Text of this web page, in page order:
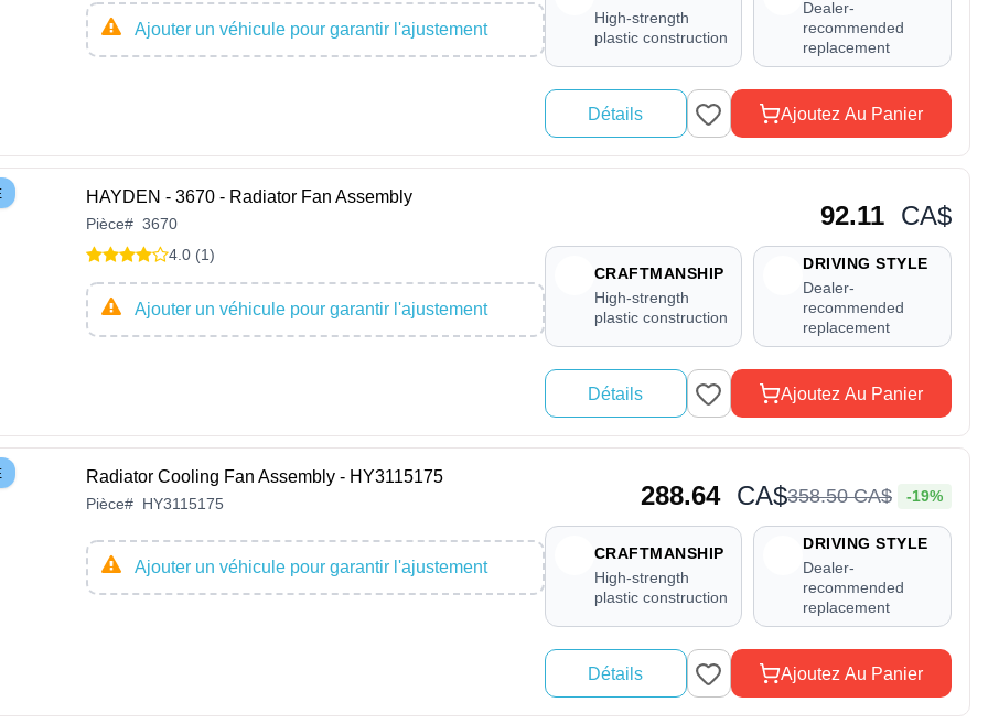
Ajouter un véhicule pour garantir l'ajustement
High-strength
plastic construction
Dealer-
recommended
replacement
Détails Ajoutez Au Panier
HAYDEN - 3670 - Radiator Fan Assembly
Pièce# 3670
4.0 (1)
Ajouter un véhicule pour garantir l'ajustement
92.11 CA$
CRAFTMANSHIP
High-strength
plastic construction
DRIVING STYLE
Dealer-
recommended
replacement
Détails Ajoutez Au Panier
Radiator Cooling Fan Assembly - HY3115175
Pièce# HY3115175
Ajouter un véhicule pour garantir l'ajustement
288.64 CA$358.50CA$ -19%
CRAFTMANSHIP
High-strength
plastic construction
DRIVING STYLE
Dealer-
recommended
replacement
Détails Ajoutez Au Panier